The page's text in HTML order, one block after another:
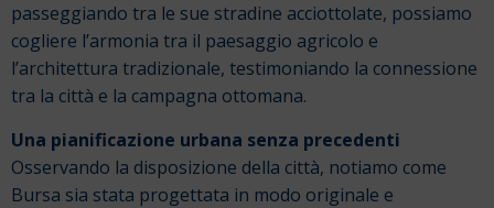
passeggiando tra le sue stradine acciottolate, possiamo
cogliere l’armonia tra il paesaggio agricolo e
l’architettura tradizionale, testimoniando la connessione
tra la città e la campagna ottomana.
Una pianificazione urbana senza precedenti
Osservando la disposizione della città, notiamo come
Bursa sia stata progettata in modo originale e